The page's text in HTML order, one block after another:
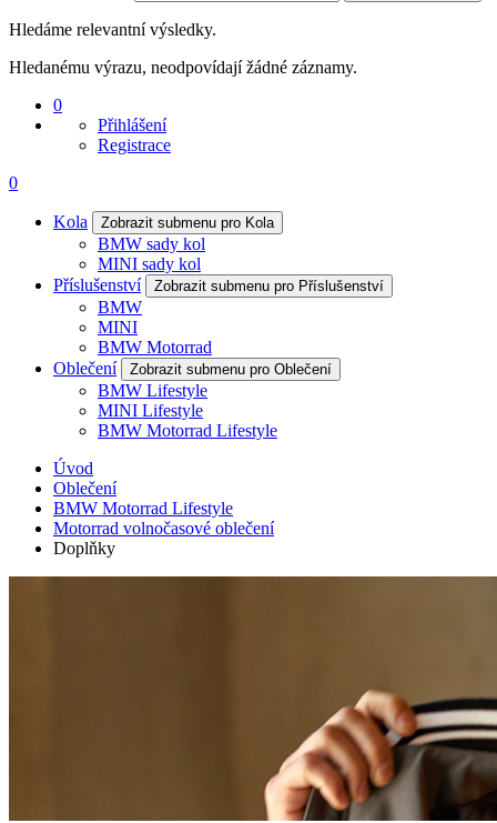
Hledáme relevantní výsledky.
Hledanému výrazu, neodpovídají žádné záznamy.
0
Přihlášení
Registrace
0
Kola Zobrazit submenu pro Kola
BMW sady kol
MINI sady kol
Příslušenství
Zobrazit submenu pro Příslušenství
BMW
MINI
BMW Motorrad
Oblečení
Zobrazit submenu pro Oblečení
BMW Lifestyle
MINI Lifestyle
BMW Motorrad Lifestyle
Úvod
Oblečení
BMW Motorrad Lifestyle
Motorrad volnočasové oblečení
Doplňky